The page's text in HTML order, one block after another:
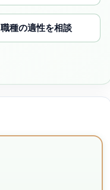
職種の適性を相談